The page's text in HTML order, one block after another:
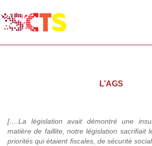
L’AGS
[….La législation avait démontré une
matière de faillite, notre législation sacrifiait
priorités qui étaient fiscales, de sécurité